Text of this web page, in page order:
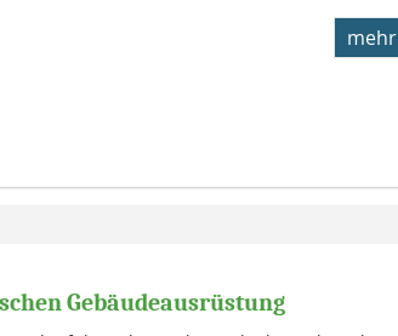
mehr
Gebäudeausrüstung